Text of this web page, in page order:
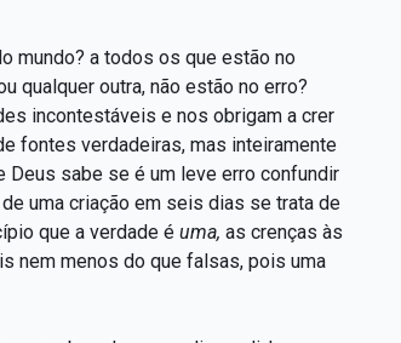
mundo? a todos os que estão no
qualquer outra, não estão no erro?
incontestáveis e nos obrigam a crer
fontes verdadeiras, mas inteiramente
sabe se é um leve erro confundir
uma criação em seis dias se trata de
que a verdade é uma, as crenças às
nem menos do que falsas, pois uma